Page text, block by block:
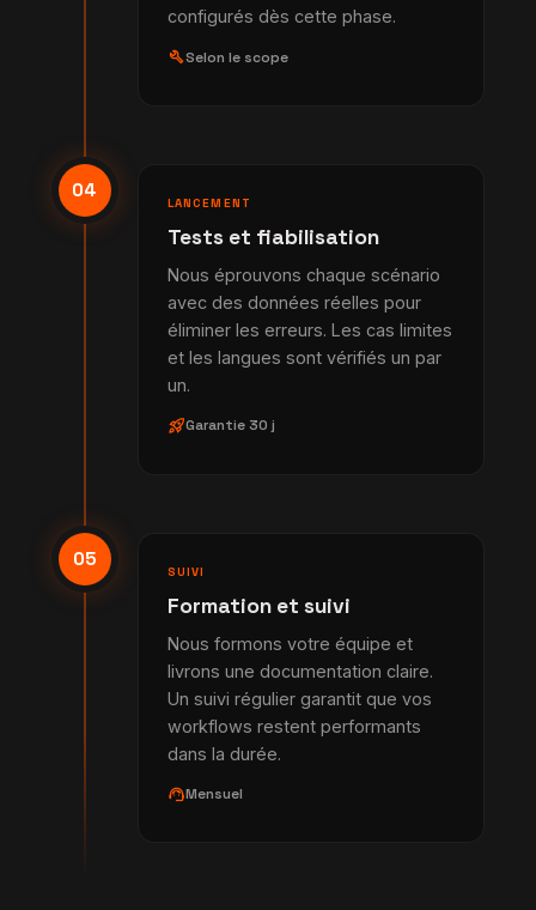
configurés dès cette phase.
buildSelon le scope
04
LANCEMENT
Tests et fiabilisation
Nous éprouvons chaque scénario
avec des données réelles pour
éliminer les erreurs. Les cas limites
et les langues sont vérifiés un par
un.
rocket_launchGarantie 30 j
05
SUIVI
Formation et suivi
Nous formons votre équipe et
livrons une documentation claire.
Un suivi régulier garantit que vos
workflows restent performants
dans la durée.
support_agentMensuel